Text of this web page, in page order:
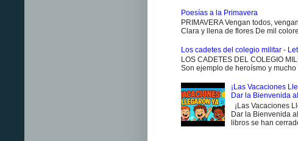
Poesías a la Primavera
PRIMAVERA Vengan todos,
Clara y llena de flores De mil
Los cadetes del colegio militar -
LOS CADETES DEL COLEGIO
Son ejemplo de heroísmo y
¡Las Vacaciones
Dar la Bienvenida
¡Las Vacaciones
Dar la Bienvenida
libros se han